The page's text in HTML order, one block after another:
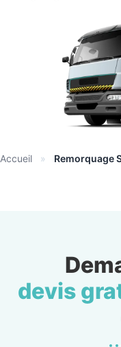
Accueil » Remorquage
devis